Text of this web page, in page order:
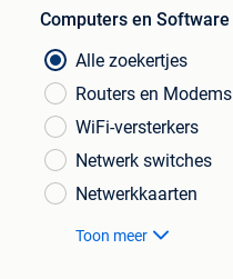
Computers en Software
Alle zoekertjes
Routers en Modems
WiFi-versterkers
Netwerk switches
Netwerkkaarten
Toon meer